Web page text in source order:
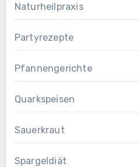
Naturheilpraxis
Partyrezepte
Pfannengerichte
Quarkspeisen
Sauerkraut
Spargeldiät